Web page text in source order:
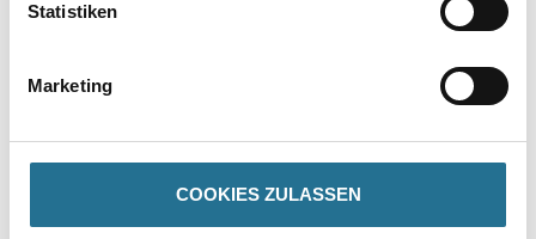
Statistiken
Marketing
COOKIES ZULASSEN
- Zugfest
- Alkalibeständig
- Maschenweite 4 x 4 mm